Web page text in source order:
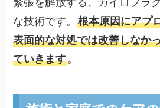
緊張を解放する、カイロプラ
な技術です。根本原因にアプ
表面的な対処では改善しなか
ていきます。